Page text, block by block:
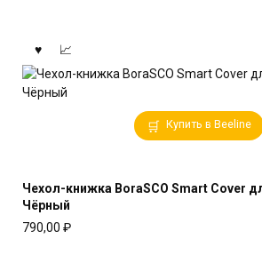
Купить в Beeline
Чехол-книжка BoraSCO Smart Cover
Чёрный
790,00 ₽